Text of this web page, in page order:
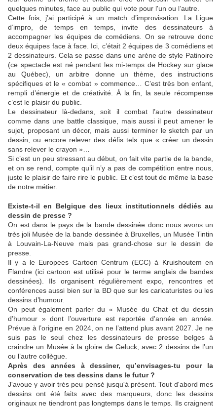
quelques minutes, face au public qui vote pour l'un ou l’autre.
Cette fois, j’ai participé à un match d’improvisation. La Ligue
d’impro, de temps en temps, invite des dessinateurs à
accompagner les équipes de comédiens. On se retrouve donc
deux équipes face à face. Ici, c’était 2 équipes de 3 comédiens et
2 dessinateurs. Cela se passe dans une arène de style Patinoire
(ce spectacle est né pendant les mi-temps de Hockey sur glace
au Québec), un arbitre donne un thème, des instructions
spécifiques et le « combat » commence… C’est très bon enfant,
rempli d’énergie et de créativité. À la fin, la seule récompense
c’est le plaisir du public.
Le dessinateur là-dedans, soit il combat l’autre dessinateur
comme dans une battle classique, mais aussi il peut amener le
sujet, proposant un décor, mais aussi terminer le sketch par un
dessin, ou encore relever des défis tels que « créer un dessin
sans relever le crayon »…
Si c’est un peu stressant au début, on fait vite partie de la bande,
et on se rend, compte qu’il n’y a pas de compétition entre nous,
juste le plaisir de faire rire le public. Et c’est tout de même la base
de notre métier.
Existe-t-il en Belgique des lieux institutionnels dédiés au
dessin de presse ?
On est dans le pays de la bande dessinée donc nous avons un
très joli Musée de la bande dessinée à Bruxelles, un Musée Tintin
à Louvain-La-Neuve mais pas grand-chose sur le dessin de
presse.
Il y a le Europees Cartoon Centrum (ECC) à Kruishoutem en
Flandre (ici cartoon est utilisé pour le terme anglais de bandes
dessinées). Ils organisent régulièrement expo, rencontres et
conférences aussi bien sur la BD que sur les caricaturistes ou les
dessins d’humour.
On peut également parler du « Musée du Chat et du dessin
d’humour » dont l’ouverture est reportée d'année en année.
Prévue à l’origine en 2024, on ne l’attend plus avant 2027. Je ne
suis pas le seul chez les dessinateurs de presse belges à
craindre un Musée à la gloire de Geluck, avec 2 dessins de l’un
ou l’autre collègue.
Après des années à dessiner, qu’envisages-tu pour la
conservation de tes dessins dans le futur ?
J'avoue y avoir très peu pensé jusqu'à présent. Tout d'abord mes
dessins ont été faits avec des marqueurs, donc les dessins
originaux ne tiendront pas longtemps dans le temps. Ils craignent